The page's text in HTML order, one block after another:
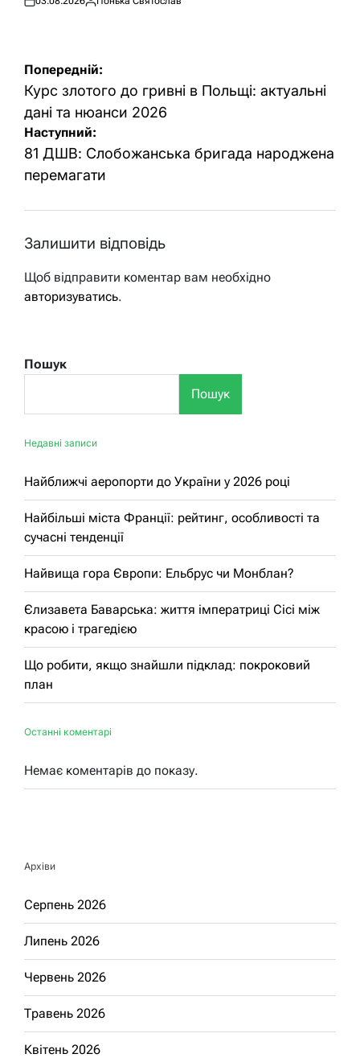
ОприлюдненоОпубліковано
Навігація
записів
Попередній:
Курс злотого до гривні в Польщі: актуальні
дані та нюанси 2026
Наступний:
81 ДШВ: Слобожанська бригада народжена
перемагати
Залишити відповідь
Щоб відправити коментар вам необхідно
авторизуватись.
Пошук
Пошук
Недавні записи
Найближчі аеропорти до України у 2026 році
Найбільші міста Франції: рейтинг, особливості та
сучасні тенденції
Найвища гора Європи: Ельбрус чи Монблан?
Єлизавета Баварська: життя імператриці Сісі між
красою і трагедією
Що робити, якщо знайшли підклад: покроковий
план
Останні коментарі
Немає коментарів до показу.
Архіви
Серпень 2026
Липень 2026
Червень 2026
Травень 2026
Квітень 2026